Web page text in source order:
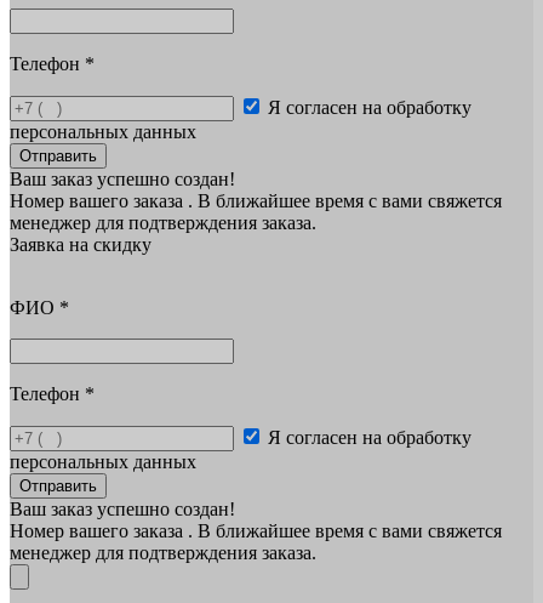
Телефон *
Я согласен на обработку
персональных данных
Отправить
Ваш заказ успешно создан!
Номер вашего заказа . В ближайшее время с вами свяжется
менеджер для подтверждения заказа.
Заявка на скидку
ФИО *
Телефон *
Я согласен на обработку
персональных данных
Отправить
Ваш заказ успешно создан!
Номер вашего заказа . В ближайшее время с вами свяжется
менеджер для подтверждения заказа.